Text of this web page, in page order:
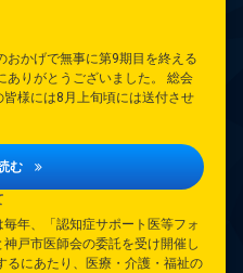
おかげで無事に第9期目を終える
ありがとうございました。 総会
様には8月上旬頃には送付させ
む 2026年定時総会について
年、「認知症サポート医等フォ
戸市医師会の委託を受け開催し
るにあたり、医療・介護・福祉の